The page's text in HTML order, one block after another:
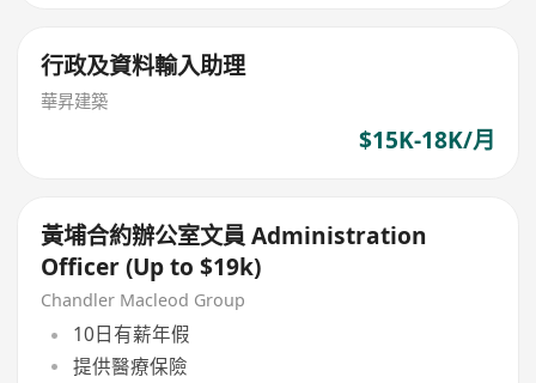
行政及資料輸入助理
華昇建築
$15K-18K/月
黃埔合約辦公室文員 Administration
Officer (Up to $19k)
Chandler Macleod Group
10日有薪年假
提供醫療保險